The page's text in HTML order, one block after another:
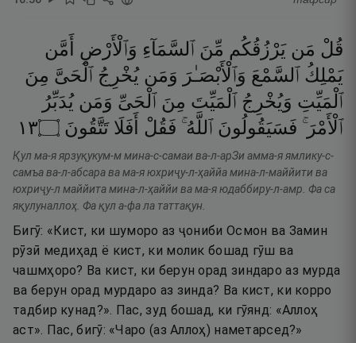
قُلْ مَن يَرْزُقُكُم مِّنَ ٱلسَّمَآءِ وَٱلْأَرْضِ
أَمَّن
يَمْلِكُ ٱلسَّمْعَ وَٱلْأَبْصَـٰرَ وَمَن يُخْرِجُ ٱلْحَىَّ مِنَ
ٱلْمَيِّتِ وَيُخْرِجُ ٱلْمَيِّتَ مِنَ ٱلْحَىِّ وَمَن يُدَبِّرُ
ٱلْأَمْرَ ۚ فَسَيَقُولُونَ ٱللَّهُ ۚ فَقُلْ أَفَلَا تَتَّقُونَ ۝٣١
Қул ма-я ярзуқукум-м мина-с-самаи ва-л-арЗи амма-я ямлику-с-
самъа ва-л-абсара ва ма-я юхриҷу-л-ҳаййа мина-л-маййити ва
юхриҷу-л маййита мина-л-ҳаййи ва ма-я юдаббиру-л-амр. Фа са
яқулуналлоҳ. Фа қул а-фа ла таттақун.
Бигӯ: «Кист, ки шуморо аз ҷониби Осмон ва Замин
рӯзӣ медиҳад ё кист, ки молик бошад гӯш ва
чашмҳоро? Ва кист, ки берун орад зиндаро аз мурда
ва берун орад мурдаро аз зинда? Ва кист, ки корро
тадбир кунад?». Пас, зуд бошад, ки гӯянд: «Аллоҳ
аст». Пас, бигӯ: «Чаро (аз Аллоҳ) наметарсед?»